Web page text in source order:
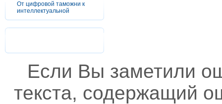
От цифровой таможни к
интеллектуальной
Если Вы заметили
текста, содержащий